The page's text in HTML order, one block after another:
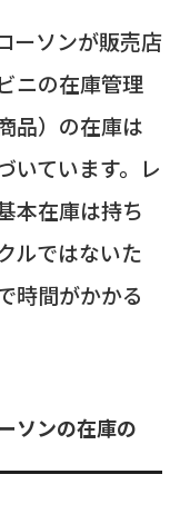
ーソンが販売店
ニの在庫管理
品）の在庫は
いています。レ
本在庫は持ち
ルではないた
時間がかかる
ソンの在庫の